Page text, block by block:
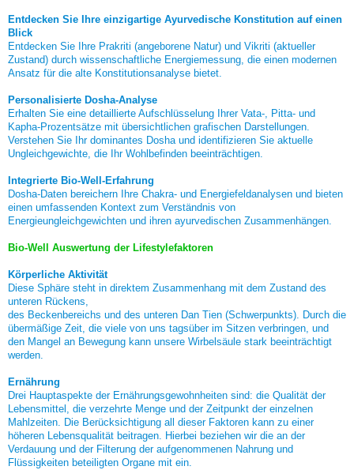
Entdecken Sie Ihre einzigartige Ayurvedische Konstitution auf einen
Blick
Entdecken Sie Ihre Prakriti (angeborene Natur) und Vikriti (aktueller
Zustand) durch wissenschaftliche Energiemessung, die einen modernen
Ansatz für die alte Konstitutionsanalyse bietet.
Personalisierte Dosha-Analyse
Erhalten Sie eine detaillierte Aufschlüsselung Ihrer Vata-, Pitta- und
Kapha-Prozentsätze mit übersichtlichen grafischen Darstellungen.
Verstehen Sie Ihr dominantes Dosha und identifizieren Sie aktuelle
Ungleichgewichte, die Ihr Wohlbefinden beeinträchtigen.
Integrierte Bio-Well-Erfahrung
Dosha-Daten bereichern Ihre Chakra- und Energiefeldanalysen und bieten
einen umfassenden Kontext zum Verständnis von
Energieungleichgewichten und ihren ayurvedischen Zusammenhängen.
Bio-Well Auswertung der Lifestylefaktoren
Körperliche Aktivität
Diese Sphäre steht in direktem Zusammenhang mit dem Zustand des
unteren Rückens,
des Beckenbereichs und des unteren Dan Tien (Schwerpunkts). Durch die
übermäßige Zeit, die viele von uns tagsüber im Sitzen verbringen, und
den Mangel an Bewegung kann unsere Wirbelsäule stark beeinträchtigt
werden.
Ernährung
Drei Hauptaspekte der Ernährungsgewohnheiten sind: die Qualität der
Lebensmittel, die verzehrte Menge und der Zeitpunkt der einzelnen
Mahlzeiten. Die Berücksichtigung all dieser Faktoren kann zu einer
höheren Lebensqualität beitragen. Hierbei beziehen wir die an der
Verdauung und der Filterung der aufgenommenen Nahrung und
Flüssigkeiten beteiligten Organe mit ein.